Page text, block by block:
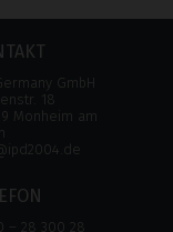
GmbH
18
Monheim am
– 28 300 28